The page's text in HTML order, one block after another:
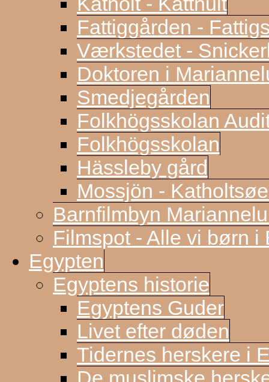
Fattiggården -
Værkstedet -
Doktoren i
Smedjegården
Folkhögsskolan
Folkhögsskolan
Hässleby gård
Mossjön -
Barnfilmbyn
Filmspot - Alle vi børn i
Egypten
Egyptens historie
Egyptens Guder
Livet efter døden
Tidernes herskere i